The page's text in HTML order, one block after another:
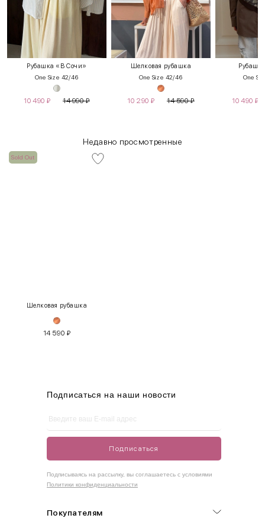
Рубашка «В Сочи»
One Size 42/46
10 490 ₽ 14 990₽
Шелковая рубашка
One Size 42/46
10 290 ₽ 14 590₽
One
10 490 ₽
Недавно просмотренные
Sold Out
Шелковая рубашка
14 590 ₽
42-50
Как правильно себя обмерить
Измеряется по самым выступающим точкам.
Покупателям
Подписаться на наши новости
Подписаться
Подписываясь на рассылку, вы соглашаетесь с условиями
Политики конфиденциальности